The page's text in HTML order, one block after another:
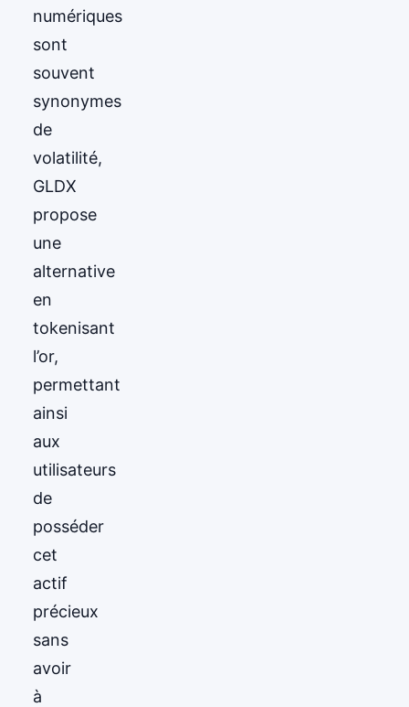
numériques
sont
souvent
synonymes
de
volatilité,
GLDX
propose
une
alternative
en
tokenisant
l’or,
permettant
ainsi
aux
utilisateurs
de
posséder
cet
actif
précieux
sans
avoir
à